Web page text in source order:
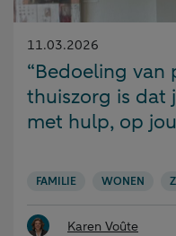
Gepubliceerd
op:
11.03.2026
“Bedoeling van
thuiszorg is dat
met hulp, op
FAMILIE WONEN
Karen Voûte